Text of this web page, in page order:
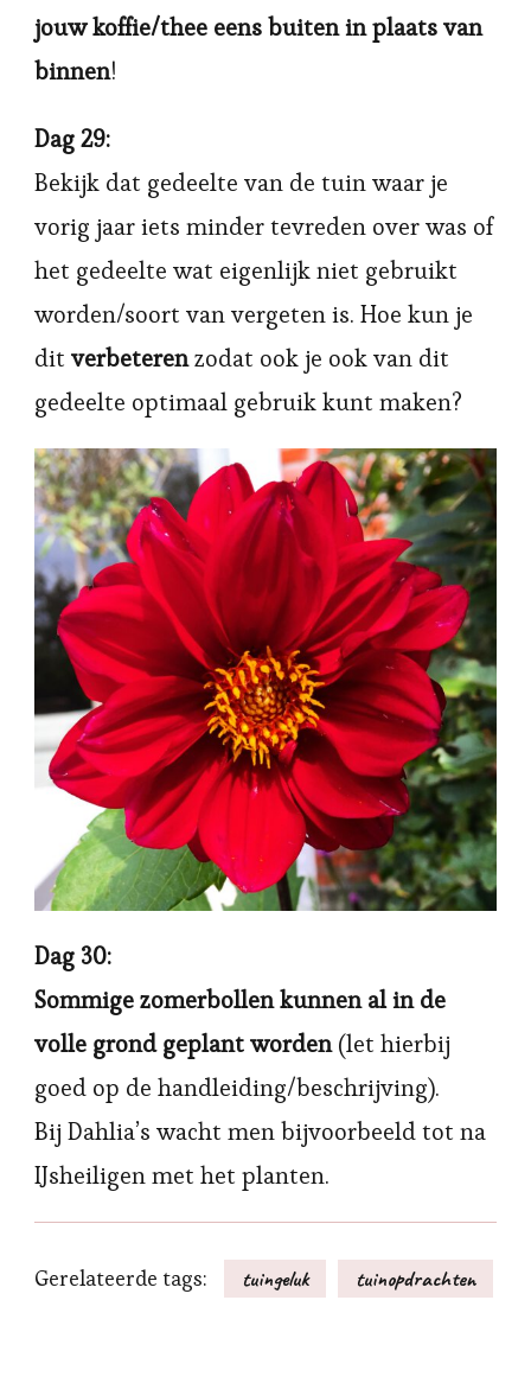
jouw koffie/thee eens buiten in plaats van
binnen!
Dag 29:
Bekijk dat gedeelte van de tuin waar je
vorig jaar iets minder tevreden over was of
het gedeelte wat eigenlijk niet gebruikt
worden/soort van vergeten is. Hoe kun je
dit verbeterenzodat ook je ook van dit
gedeelte optimaal gebruik kunt maken?
Dag 30:
Sommige zomerbollen kunnen al in de
volle grond geplant worden(let hierbij
goed op de handleiding/beschrijving).
Bij Dahlia’s wacht men bijvoorbeeld tot na
IJsheiligen met het planten.
Gerelateerde tags: tuingeluk tuinopdrachten